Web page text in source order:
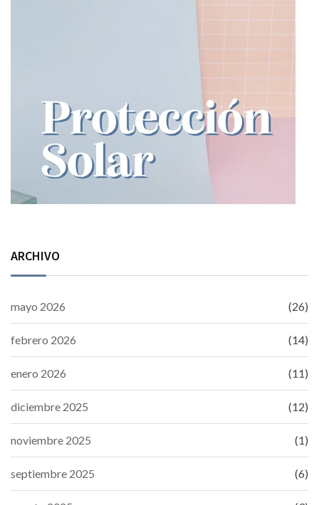
ARCHIVO
mayo 2026 (26)
febrero 2026 (14)
enero 2026 (11)
diciembre 2025 (12)
noviembre 2025 (1)
septiembre 2025 (6)